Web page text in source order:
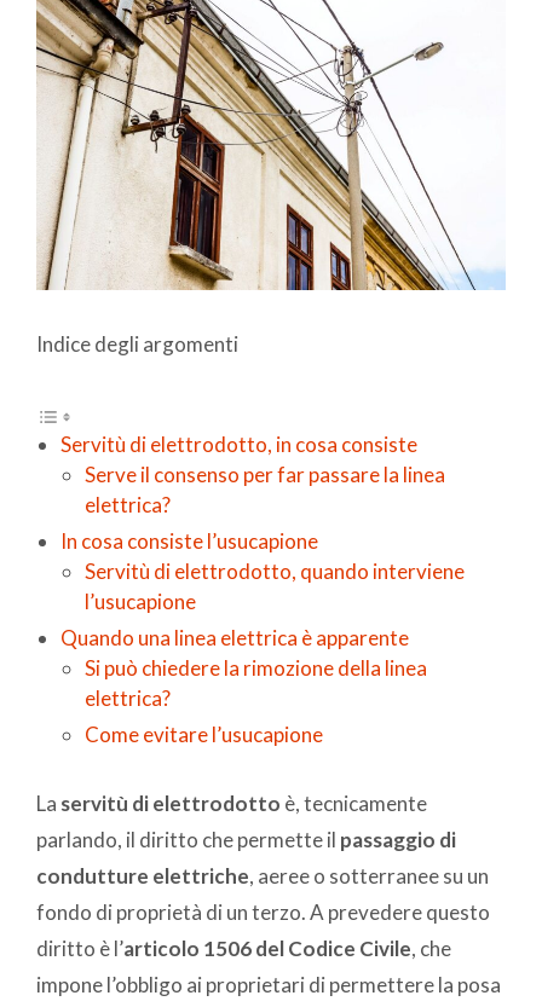
Indice degli argomenti
Servitù di elettrodotto, in cosa consiste
Serve il consenso per far passare la linea
elettrica?
In cosa consiste l’usucapione
Servitù di elettrodotto, quando interviene
l’usucapione
Quando una linea elettrica è apparente
Si può chiedere la rimozione della linea
elettrica?
Come evitare l’usucapione
La servitù di elettrodotto è, tecnicamente
parlando, il diritto che permette il passaggio di
condutture elettriche, aeree o sotterranee su un
fondo di proprietà di un terzo. A prevedere questo
diritto è l’articolo 1506 del Codice Civile, che
impone l’obbligo ai proprietari di permettere la posa